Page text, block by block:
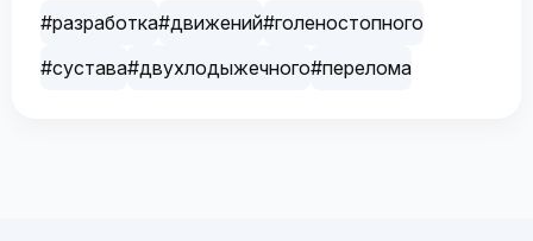
#разработка#движений#голеностопного
#сустава#двухлодыжечного#перелома